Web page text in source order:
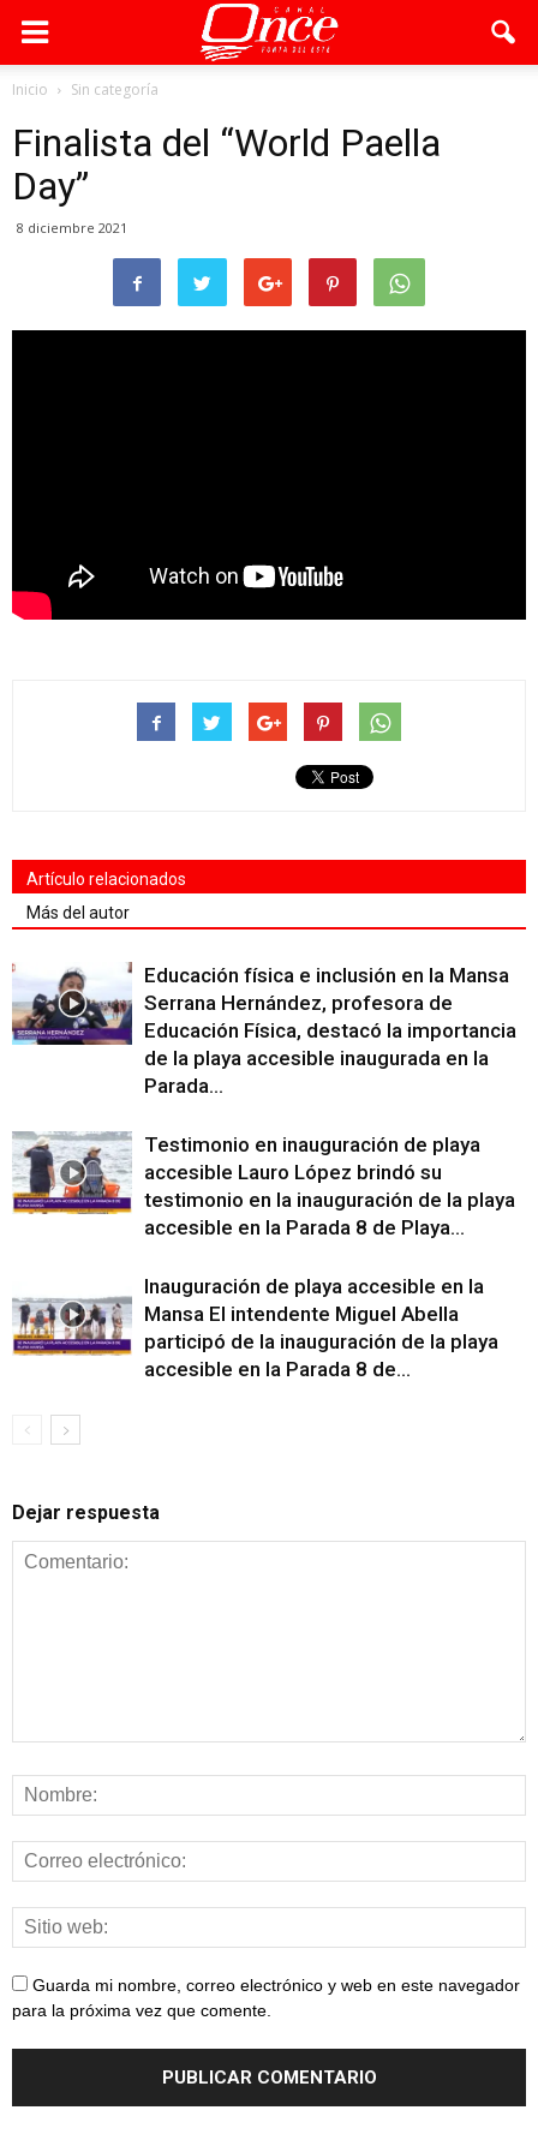
Inicio Sin categoría
Finalista del “World Paella
Day”
8 diciembre 2021
Artículo relacionados
Más del autor
Educación física e inclusión en la Mansa
Serrana Hernández, profesora de
Educación Física, destacó la importancia
de la playa accesible inaugurada en la
Parada...
Testimonio en inauguración de playa
accesible Lauro López brindó su
testimonio en la inauguración de la playa
accesible en la Parada 8 de Playa...
Inauguración de playa accesible en la
Mansa El intendente Miguel Abella
participó de la inauguración de la playa
accesible en la Parada 8 de...
Dejar respuesta
Guarda mi nombre, correo electrónico y web en este navegador
para la próxima vez que comente.